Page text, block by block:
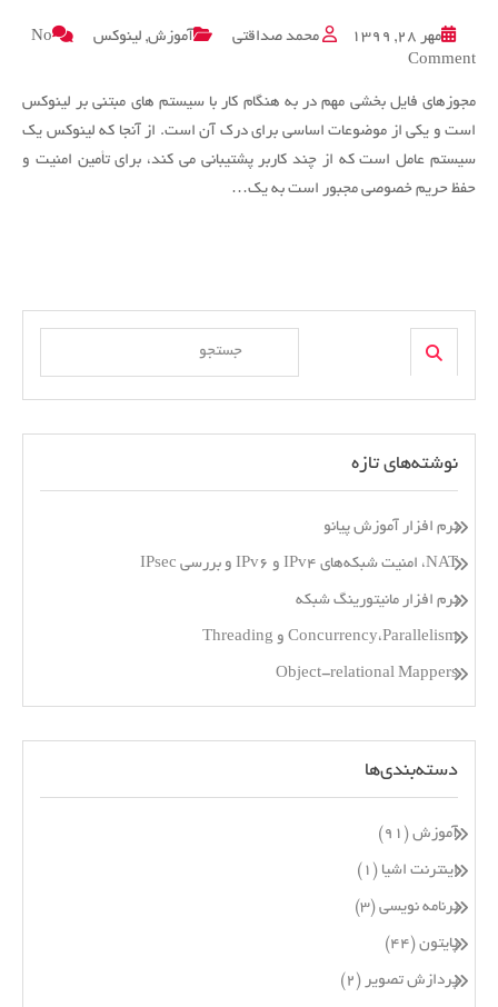
مهر ۲۸, ۱۳۹۹ محمد صداقتی آموزش, لینوکس
No
Comment
on
فایل
در
Linux
مجوزهای فایل بخشی مهم در به هنگام کار با سیستم های مبتنی بر لینوکس
است و یکی از موضوعات اساسی برای درک آن است. از آنجا که لینوکس یک
سیستم عامل است که از چند کاربر پشتیبانی می کند، برای تأمین امنیت و
حفظ حریم خصوصی مجبور است به یک…
نوشته‌های تازه
نرم افزار آموزش پیانو
NAT، امنیت شبکه‌های IPv4 و IPv6 و بررسی IPsec
نرم افزار مانیتورینگ شبکه
Concurrency،Parallelism و Threading
Object-relational Mappers
دسته‌بندی‌ها
آموزش (۹۱)
اینترنت اشیا (۱)
برنامه نویسی (۳)
پایتون (۴۴)
پردازش تصویر (۲)